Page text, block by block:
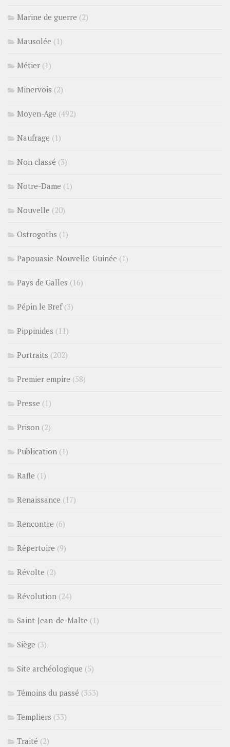
Marine de guerre (2)
Mausolée (1)
Métier (1)
Minervois (2)
Moyen-Age (492)
Naufrage (1)
Non classé (3)
Notre-Dame (1)
Nouvelle (20)
Ostrogoths (1)
Papouasie-Nouvelle-Guinée (1)
Pays de Galles (16)
Pépin le Bref(3)
Pippinides (11)
Portraits (202)
Premier empire (58)
Presse (1)
Prison (2)
Publication (1)
Rafle (1)
Renaissance (17)
Rencontre (6)
Répertoire (9)
Révolte (2)
Révolution (24)
Saint-Jean-de-Malte (1)
Siège (3)
Site archéologique (5)
Témoins du passé (353)
Templiers (33)
Traité (2)